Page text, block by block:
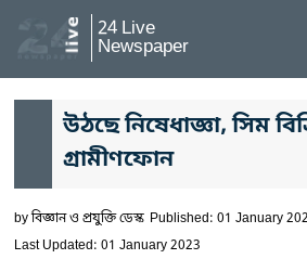
24 Live
Newspaper
উঠছে নিষেধাজ্ঞা, সিম
গ্রামীণফোন
byবিজ্ঞান ও প্রযুক্তি ডেস্ক Published: 01 January
Last Updated: 01 January 2023